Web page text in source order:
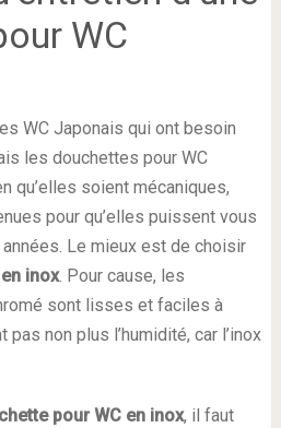
WC
WC Japonais qui ont besoin
les douchettes pour WC
qu’elles soient mécaniques,
pour qu’elles puissent vous
Le mieux est de choisir
inox. Pour cause, les
sont lisses et faciles à
non plus l’humidité, car l’inox
pour WC en inox, il faut